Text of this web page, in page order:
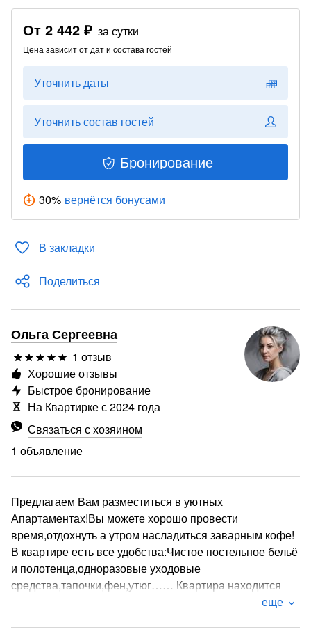
От 2 442 ₽ за сутки
Цена зависит от дат и состава гостей
Уточнить даты
Уточнить состав гостей
Бронирование
30% вернётся бонусами
В закладки
Поделиться
Ольга Сергеевна
1 отзыв
Связаться с хозяином
1 объявление
Хорошие отзывы
Быстрое бронирование
На Квартирке с 2024 года
Предлагаем Вам разместиться в уютных
Апартаментах!Вы можете хорошо провести
время,отдохнуть а утром насладиться заварным кофе!
В квартире есть все удобства:Чистое постельное бельё
и полотенца,одноразовые уходовые
средства,тапочки,фен,утюг…… Квартира находится
недалеко от въезда в город! В шаговой доступности
еще